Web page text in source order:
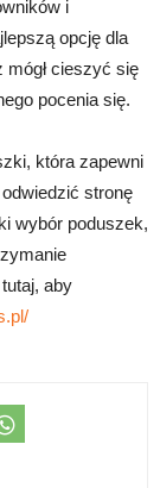
i
opcję dla
mógł cieszyć się
pocenia się.
która zapewni
stronę
wybór poduszek,
aby